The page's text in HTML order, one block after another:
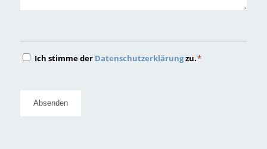
Datenschutz
Ich stimme der Datenschutzerklärungzu.*